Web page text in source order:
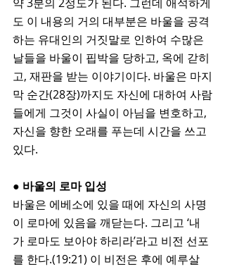
도 이 내용의 거의 대부분은 바울을 공격
하는 유대인의 거짓말로 인하여 수많은
날들을 바울이 핍박을 당하고, 옥에 갇히
고, 재판을 받는 이야기이다. 바울은 마지
막 순간(28장)까지도 자신에 대하여 사람
들에게 그것이 사실이 아님을 변호하고,
자신을 향한 오래를 푸는데 시간을 쓰고
있다.
● 바울의 로마 입성
바울은 에베소에 있을 때에 자신의 사명
이 로마에 있음을 깨닫는다. 그리고 ‘내
가 로마도 보아야 하리라’라고 비전 선포
를 한다.(19:21) 이 비전은 후에 예루살